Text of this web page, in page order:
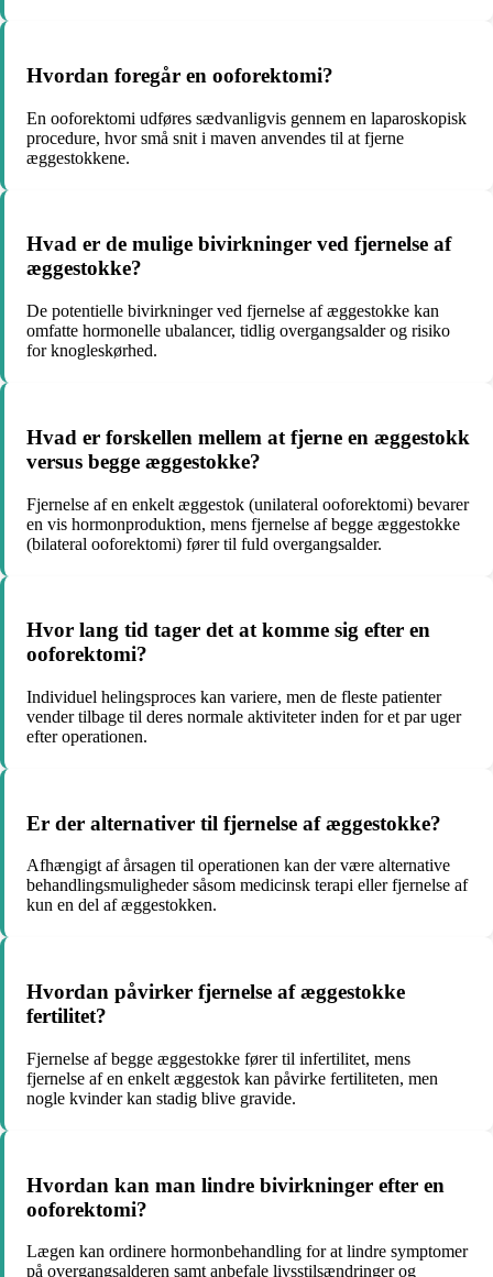
Hvordan foregår en ooforektomi?
En ooforektomi udføres sædvanligvis gennem en laparoskopisk
procedure, hvor små snit i maven anvendes til at fjerne
æggestokkene.
Hvad er de mulige bivirkninger ved fjernelse af
æggestokke?
De potentielle bivirkninger ved fjernelse af æggestokke kan
omfatte hormonelle ubalancer, tidlig overgangsalder og risiko
for knogleskørhed.
Hvad er forskellen mellem at fjerne en æggestokk
versus begge æggestokke?
Fjernelse af en enkelt æggestok (unilateral ooforektomi) bevarer
en vis hormonproduktion, mens fjernelse af begge æggestokke
(bilateral ooforektomi) fører til fuld overgangsalder.
Hvor lang tid tager det at komme sig efter en
ooforektomi?
Individuel helingsproces kan variere, men de fleste patienter
vender tilbage til deres normale aktiviteter inden for et par uger
efter operationen.
Er der alternativer til fjernelse af æggestokke?
Afhængigt af årsagen til operationen kan der være alternative
behandlingsmuligheder såsom medicinsk terapi eller fjernelse af
kun en del af æggestokken.
Hvordan påvirker fjernelse af æggestokke
fertilitet?
Fjernelse af begge æggestokke fører til infertilitet, mens
fjernelse af en enkelt æggestok kan påvirke fertiliteten, men
nogle kvinder kan stadig blive gravide.
Hvordan kan man lindre bivirkninger efter en
ooforektomi?
Lægen kan ordinere hormonbehandling for at lindre symptomer
på overgangsalderen samt anbefale livsstilsændringer og